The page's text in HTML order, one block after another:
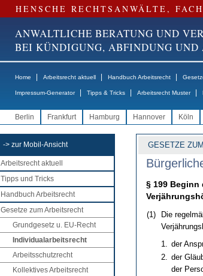
HENSCHE RECHTSANWÄLTE,
ANWALTLICHE BERATUNG UND
BEI KÜNDIGUNG, ABFINDUNG UND
Home Arbeitsrecht aktuell Handbuch Arbeitsrecht
Impressum-Generator Tipps & Tricks Arbeitsrecht Muster
Berlin Frankfurt Hamburg Hannover Köln
-> zur Mobil-Ansicht
Arbeitsrecht aktuell
Tipps und Tricks
Handbuch Arbeitsrecht
Gesetze zum Arbeitsrecht
Grundgesetz u. EU-Recht
Individualarbeitsrecht
Arbeitsschutzrecht
Kollektives Arbeitsrecht
GESETZE
§ 199 Beginn
(1)
Die
1. der
2. der
der